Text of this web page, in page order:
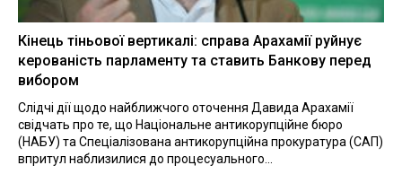
Кінець тіньової вертикалі: справа Арахамії руйнує
керованість парламенту та ставить Банкову перед
вибором
Слідчі дії щодо найближчого оточення Давида Арахамії
свідчать про те, що Національне антикорупційне бюро
(НАБУ) та Спеціалізована антикорупційна прокуратура (САП)
впритул наблизилися до процесуального...